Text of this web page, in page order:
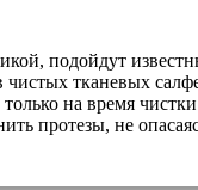
подойдут
тканевых
на время
протезы, не